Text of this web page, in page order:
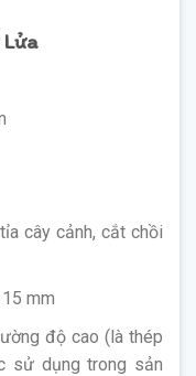
Lửa
cây cảnh, cắt chồi
mm
độ cao (là thép
sử dụng trong sản